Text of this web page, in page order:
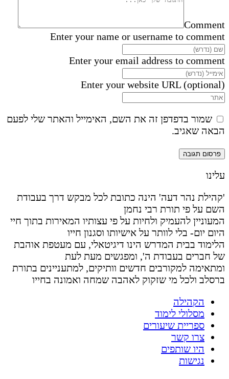
Comment
Enter your name or username to comment
Enter your email address to comment
Enter your website URL (optional)
שמור בדפדפן זה את השם, האימייל והאתר שלי לפעם
הבאה שאגיב.
עלינו
'קהילת נהר דעה' הינה כתובת לכל מבקש דרך בעבודת
השם על פי תורת רבי נחמן
המעוניין להעמיק ולחיות על פי עצותיו המאירות בתוך חיי
היום יום- בלי לוותר על אישיותו וסגנון חייו
הלימוד בבית המדרש הינו דיגיטאלי, עם מעטפת אוהבת
של חברים בעבודת ה', ומפגשים מעת לעת
ומתאימה למקורבים חדשים וותיקים, למתעניינים בתורת
ברסלב ולכל מי שזקוק לאהבה שמחה ואמונה בחייו
הקהילה
מסלולי לימוד
ספריית שיעורים
צרו קשר
היו שותפים
נגישות